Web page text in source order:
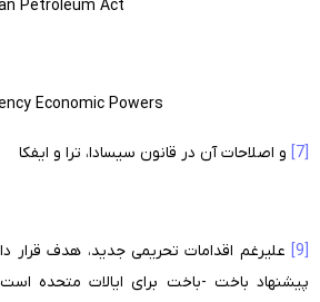
Petroleum Act
Economic Powers
[7] و اصلاحات آن در قانون سیسادا، ترا و ایفکا
[9]
علیرغم اقدامات تحریمی جدید، هدف